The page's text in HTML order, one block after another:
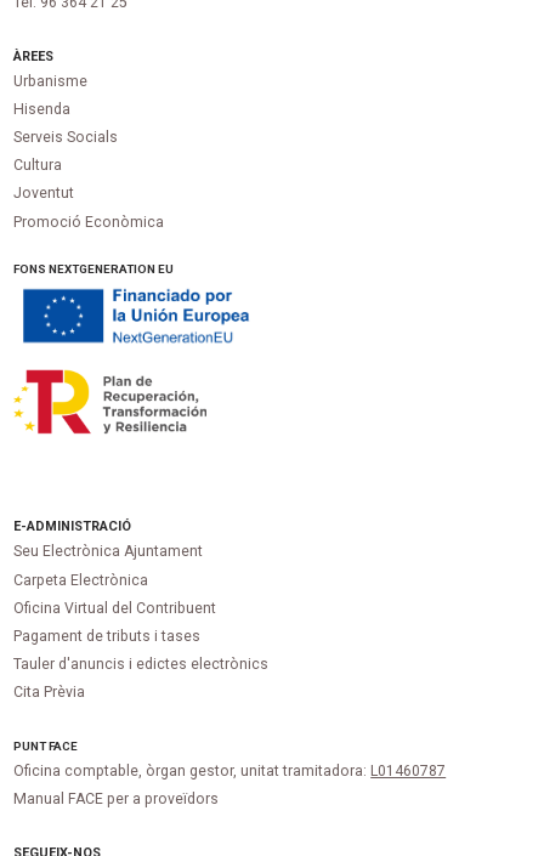
ÀREES
Urbanisme
Hisenda
Serveis Socials
Cultura
Joventut
Promoció Econòmica
FONS NEXTGENERATION EU
E-ADMINISTRACIÓ
Seu Electrònica Ajuntament
Carpeta Electrònica
Oficina Virtual del Contribuent
Pagament de tributs i tases
Tauler d'anuncis i edictes electrònics
Cita Prèvia
PUNTFACE
Oficina comptable, òrgan gestor, unitat tramitadora: L01460787
Manual FACE per a proveïdors
SEGUEIX-NOS